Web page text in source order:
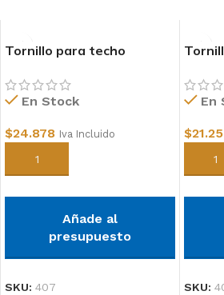
Tornillo para techo
200unid
En Stock
$24.878 Iva Incluido
Añadir al carrito
Añade al
presupuesto
SKU: 407
En
$
SKU: